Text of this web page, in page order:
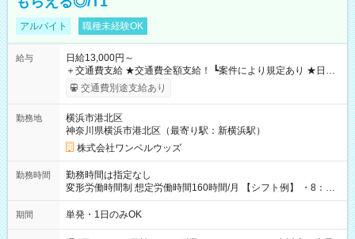
アルバイト 職種未経験OK
給与
日給13,000円～
＋交通費支給 ★交通費全額支給！ ┗案件により規定あり ★日払
いOK！（規定あり） ┗働いたその日に現金GET♪ お仕事後はコ
ンビニATMから 日払い分を引き落とせます！ 【試用期間】試
交通費別途支給あり
勤務地
横浜市港北区
神奈川県横浜市港北区（最寄り駅：新横浜駅）
株式会社ワンベルウッズ
勤務時間
勤務時間は指定なし
変形労働時間制 想定労働時間160時間/月 【シフト例】 ・8：00
～21：00
期間 単発・1日のみOK